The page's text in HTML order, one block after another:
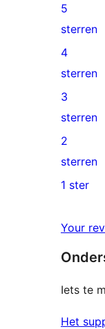
11
5
sterren
5
sterren
0
4
sterren
4
sterren
0
3
sterren
3
sterren
0
2
2
sterren
sterren
1 ster
Your
Iets te
Het